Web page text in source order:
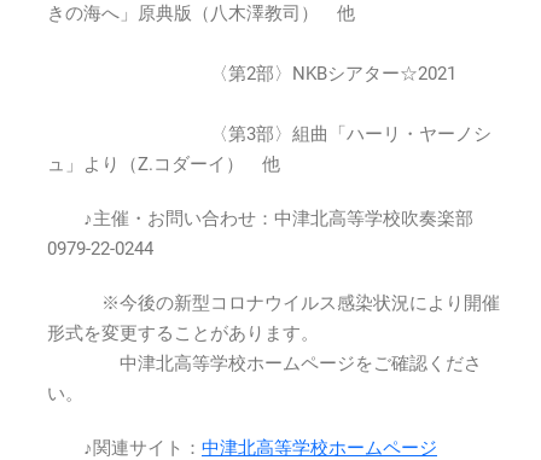
日
～
きの海へ」原典版（八木澤教司） 他
〈第2部〉NKBシアター☆2021
〈第3部〉組曲「ハーリ・ヤーノシ
ュ」より（Z.コダーイ） 他
♪主催・お問い合わせ：中津北高等学校吹奏楽部
0979-22-0244
※今後の新型コロナウイルス感染状況により開催
形式を変更することがあります。
中津北高等学校ホームページをご確認くださ
い。
♪関連サイト： 中津北高等学校ホームページ